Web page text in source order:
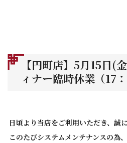
【円町店】5月15日(
ィナー臨時休業（17
日頃より当店をご利用いただき、誠
このたびシステムメンテナンスの為